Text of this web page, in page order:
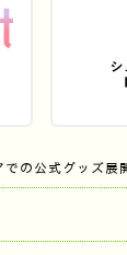
での公式グッズ展